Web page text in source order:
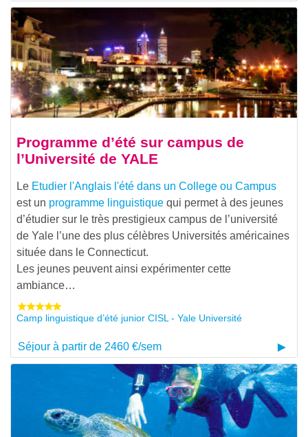
Programme d’été sur campus de
l’Université de YALE
Le Etudier l'Anglais l'été dans un College ou Campus
est un programme linguistique qui permet à des jeunes
d’étudier sur le très prestigieux campus de l’université
de Yale l’une des plus célèbres Universités américaines
située dans le Connecticut.
Les jeunes peuvent ainsi expérimenter cette
ambiance…
Camp linguistique d’été junior CISL - Yale Université
Séjour à partir de 2460 €/sem